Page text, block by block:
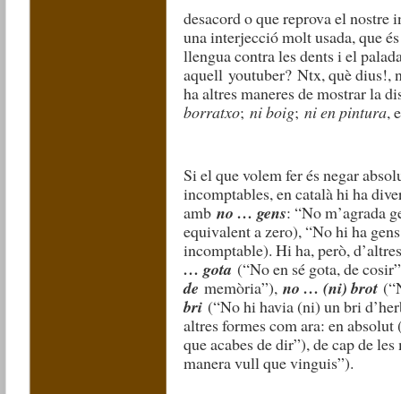
desacord o que reprova el nostre
una interjecció molt usada, que
llengua contra les dents i el
aquellyoutuber?Ntx, què dius!,
ha altres maneres de mostrar la
borratxo; ni boig; ni en pintura,
Si el que volem fer és negar
incomptables, en català hi ha
ambno … gens: “No m’agrada
equivalent a zero), “No hi ha
incomptable). Hi ha, però,
… gota (“No en sé gota, de
de memòria”),no … (ni) brot
bri (“No hi havia (ni) un bri
altres formes com ara: en
que acabes de dir”), de cap de
manera vull que vinguis”).